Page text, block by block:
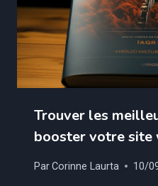
Trouver les
booster votre site
ParCorinne Laurta 10/